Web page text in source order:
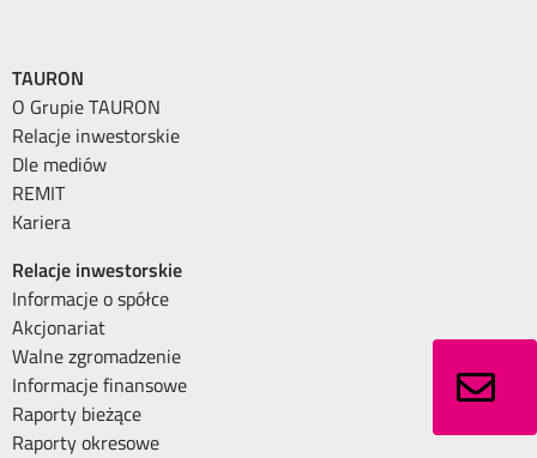
TAURON
O Grupie TAURON
Relacje inwestorskie
Dle mediów
REMIT
Kariera
Relacje inwestorskie
Informacje o spółce
Akcjonariat
Walne zgromadzenie
Informacje finansowe
Raporty bieżące
Raporty okresowe